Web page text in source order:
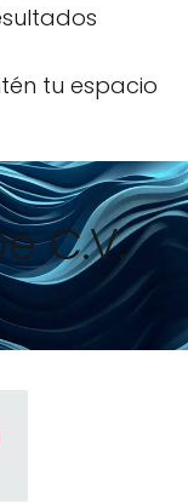
tu espacio
C.V.